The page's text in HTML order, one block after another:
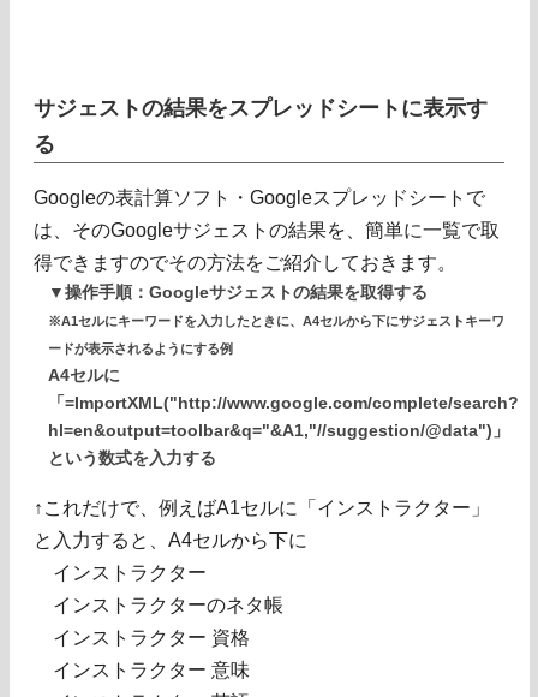
サジェストの結果をスプレッドシートに表示す
る
Googleの表計算ソフト・Googleスプレッドシートで
は、そのGoogleサジェストの結果を、簡単に一覧で取
得できますのでその方法をご紹介しておきます。
▼操作手順：Googleサジェストの結果を取得する
※A1セルにキーワードを入力したときに、A4セルから下にサジェストキーワ
ードが表示されるようにする例
A4セルに
「=ImportXML("http://www.google.com/complete/search?
hl=en&output=toolbar&q="&A1,"//suggestion/@data")」
という数式を入力する
↑これだけで、例えばA1セルに「インストラクター」
と入力すると、A4セルから下に
インストラクター
インストラクターのネタ帳
インストラクター 資格
インストラクター 意味